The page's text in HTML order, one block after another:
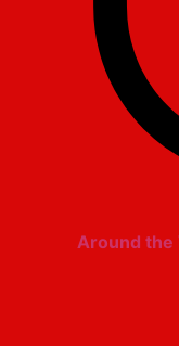
Around the